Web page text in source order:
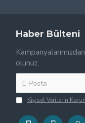
Haber Bülteni
olunuz.
Kişisel Verilerin